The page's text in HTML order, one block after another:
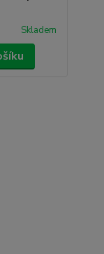
Skladem